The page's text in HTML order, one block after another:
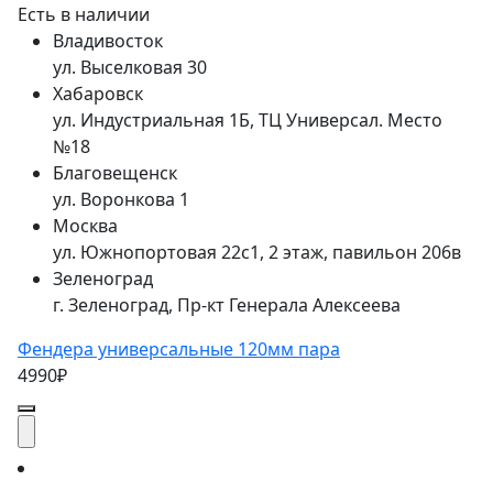
Есть в наличии
Владивосток
ул. Выселковая 30
Хабаровск
ул. Индустриальная 1Б, ТЦ Универсал. Место
№18
Благовещенск
ул. Воронкова 1
Москва
ул. Южнопортовая 22с1, 2 этаж, павильон 206в
Зеленоград
г. Зеленоград, Пр-кт Генерала Алексеева
Фендера универсальные 120мм пара
4990₽